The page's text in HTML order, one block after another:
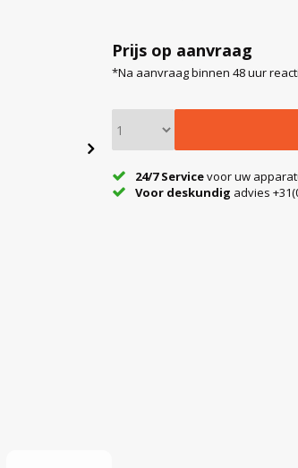
Prijs op aanvraag
*Na aanvraag binnen 48 uur
24/7 Servicevoor uw
Voor deskundig advies